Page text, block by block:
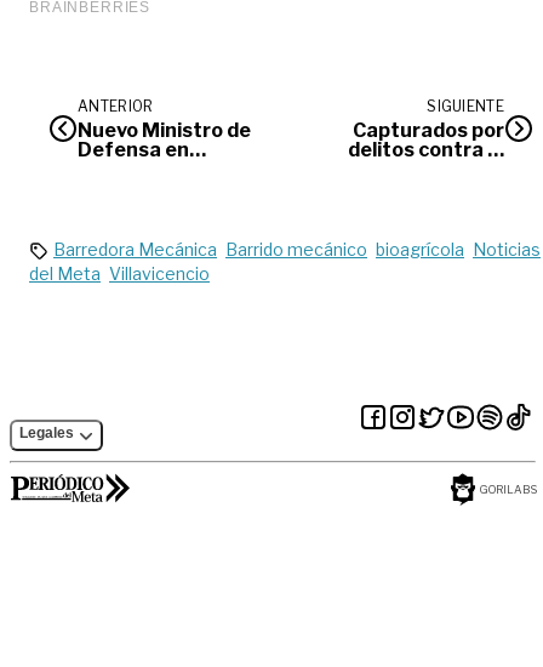
ANTERIOR
Nuevo Ministro de
Defensa en
SIGUIENTE
Capturados por
delitos contra el
Barredora Mecánica Barrido mecánico bioagrícola Noticias
del Meta Villavicencio
Legales
GORILABS